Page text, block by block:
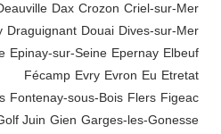
Criel-sur-Mer
Crozon
Dax
Dives-sur-Mer
Douai
Draguignant
Elbeuf
Epernay
Epinay-sur-Seine
Etretat
Eu
Evron
Evry
Fécamp
Figeac
Flers
Fontenay-sous-Bois
Garges-les-Gonesse
Gien
Juin